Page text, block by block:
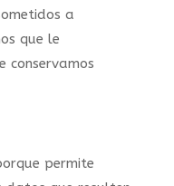
a
que le
conservamos
permite